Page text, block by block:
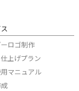
ロゴ制作
上げプラン
マニュアル